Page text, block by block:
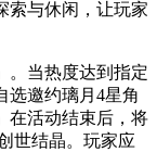
索与休闲，让玩家
。当热度达到指定
选邀约璃月4星角
在活动结束后，将
世结晶。玩家应